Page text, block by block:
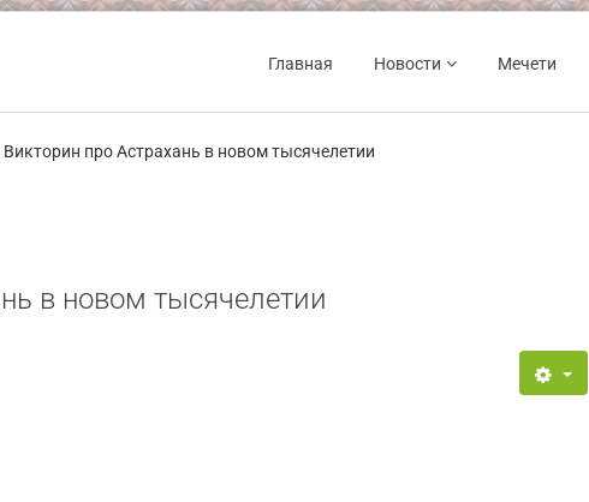
Главная Новости Мечети
Викторин про Астрахань в новом тысячелетии
в новом тысячелетии